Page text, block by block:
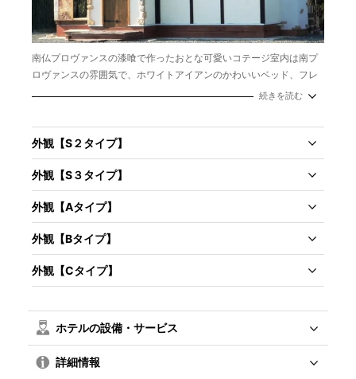
南仏プロヴァンスの漆喰で作ったおとな可愛いコテージ室内は南プ
ロヴァンスの雰囲気で、ホワイトアイアンのかわいいベッド、フレ
ンチアンティーク風のタイル洗面台とトイレ、ベランダには、専用
面積：20㎡
定員：2名
続きを読む
外観【S２タイプ】
外観【S３タイプ】
外観【Aタイプ】
外観【Bタイプ】
外観【Cタイプ】
ホテルの設備・サービス
詳細情報